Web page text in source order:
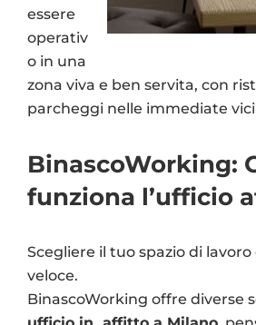
essere
operativ
o in una
zona viva e ben servita, con
parcheggi nelle immediate
BinascoWorking:
funziona l’ufficio
Scegliere il tuo spazio di lavoro
veloce.
BinascoWorking offre diverse